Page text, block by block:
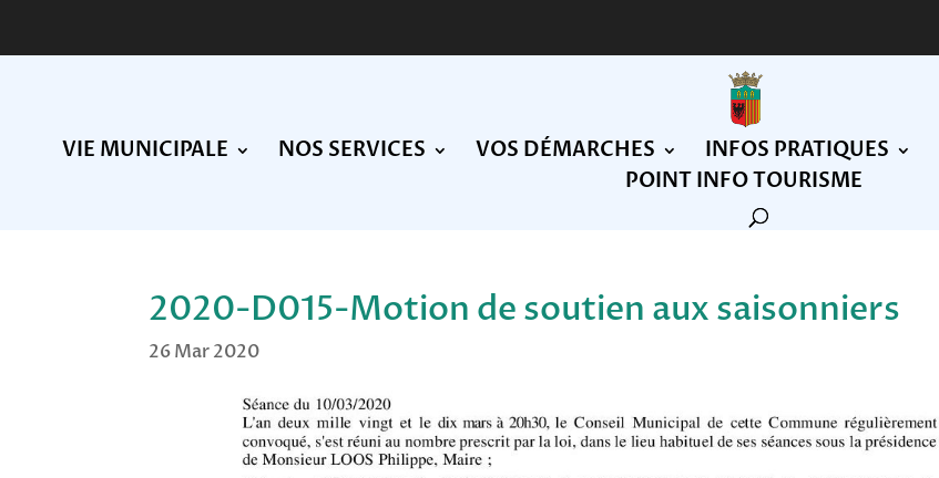
VIE MUNICIPALE NOS SERVICES VOS DÉMARCHES INFOS PRATIQUES
POINT INFO TOURISME
2020-D015-Motion de soutien aux saisonniers
26 Mar 2020